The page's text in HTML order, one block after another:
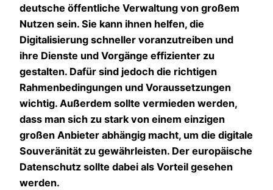
deutsche öffentliche Verwaltung von großem
Nutzen sein. Sie kann ihnen helfen, die
Digitalisierung schneller voranzutreiben und
ihre Dienste und Vorgänge effizienter zu
gestalten. Dafür sind jedoch die richtigen
Rahmenbedingungen und Voraussetzungen
wichtig. Außerdem sollte vermieden werden,
dass man sich zu stark von einem einzigen
großen Anbieter abhängig macht, um die digitale
Souveränität zu gewährleisten. Der europäische
Datenschutz sollte dabei als Vorteil gesehen
werden.